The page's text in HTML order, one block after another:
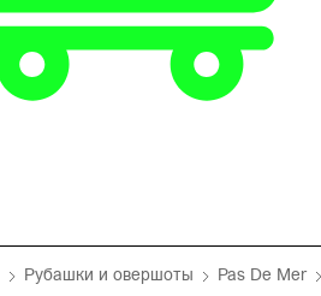
Рубашки и овершоты Pas De Mer